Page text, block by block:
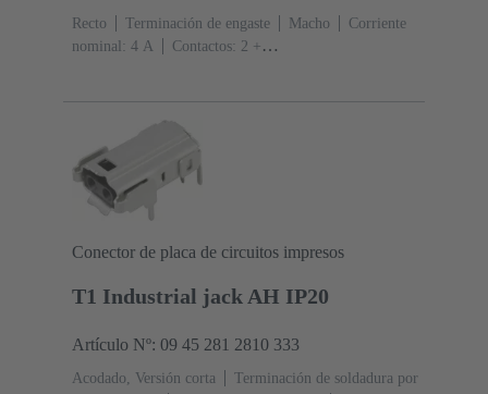
Recto Terminación de engaste Macho
Corriente
nominal: ‌4 A
Contactos: 2 +
Conector de placa de circuitos impresos
T1 Industrial jack AH IP20
Artículo Nº: 09 45 281 2810 333
Acodado, Versión corta
Terminación de soldadura por